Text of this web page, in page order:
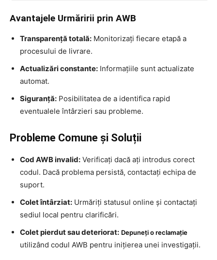
Avantajele Urmăririi prin AWB
Transparență totală: Monitorizați fiecare etapă a
procesului de livrare.
Actualizări constante: Informațiile sunt actualizate
automat.
Siguranță: Posibilitatea de a identifica rapid
eventualele întârzieri sau probleme.
Probleme Comune și Soluții
Cod AWB invalid: Verificați dacă ați introdus corect
codul. Dacă problema persistă, contactați echipa de
suport.
Colet întârziat: Urmăriți statusul online și contactați
sediul local pentru clarificări.
Colet pierdut sau deteriorat: Depuneți o reclamație
utilizând codul AWB pentru inițierea unei investigații.